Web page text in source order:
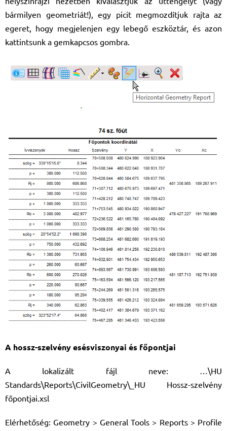
bármilyen geometriát!), egy picit megmozdítjuk rajta az
egeret, hogy megjelenjen egy lebegő eszköztár, és azon
kattintsunk a gemkapcsos gombra.
A hossz-szelvény esésviszonyai és főpontjai
A lokalizált fájl neve: …\HU
Standards\Reports\CivilGeometry\_HU Hossz-szelvény
főpontjai.xsl
Elérhetőség: Geometry > General Tools > Reports > Profile